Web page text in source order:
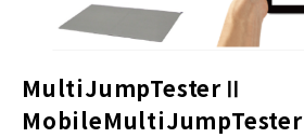
MultiJumpTesterⅡ
MobileMultiJumpTester